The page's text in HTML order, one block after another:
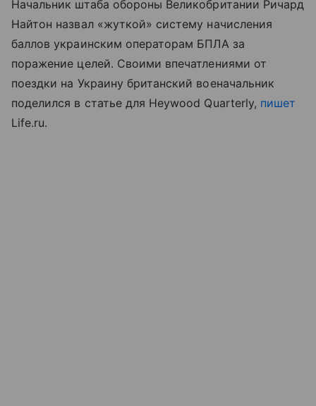
Начальник штаба обороны Великобритании Ричард
Найтон назвал «жуткой» систему начисления
баллов украинским операторам БПЛА за
поражение целей. Своими впечатлениями от
поездки на Украину британский военачальник
поделился в статье для Heywood Quarterly, пишет
Life.ru.